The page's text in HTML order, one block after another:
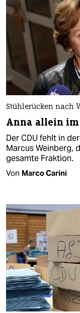
Stühlerücken nach
Anna allein im
Der CDU fehlt in
Marcus Weinberg,
gesamte Fraktion.
Von Marco Carini